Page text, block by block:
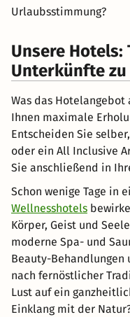
Urlaubsstimmung?
Unsere Hotels:
Unterkünfte
Was das
Ihnen maximale
Entscheiden Sie
oder ein All Inclusive
Sie anschließend in
Schon wenige Tage in
Wellnesshotels
Körper, Geist und
moderne Spa- und
Beauty-Behandlungen
nach fernöstlicher
Lust auf ein
Einklang mit der